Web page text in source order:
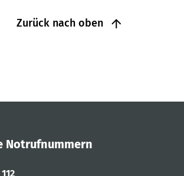
Zurück nach oben
Notrufnummern
112